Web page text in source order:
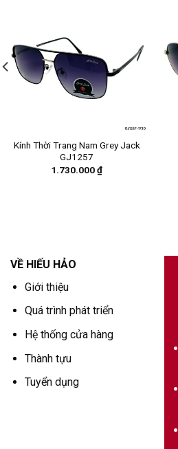
Kính Thời Trang Nam Grey Jack
GJ1257
1.730.000₫
VỀ HIẾU HẢO
Giới thiệu
Quá trình phát triển
Hệ thống cửa hàng
Thành tựu
Tuyển dụng